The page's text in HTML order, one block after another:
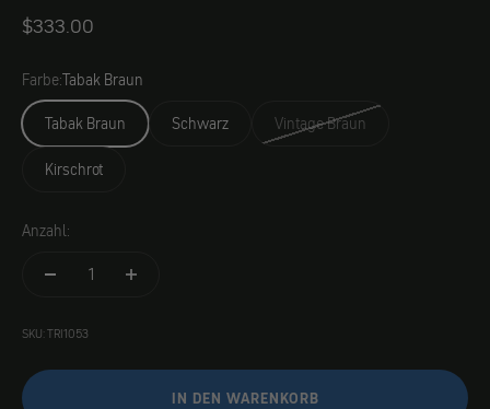
Angebot
$333.00
Farbe:Tabak Braun
Tabak Braun
Schwarz Vintage Braun
Kirschrot
Anzahl:
SKU: TRI1053
IN DEN WARENKORB